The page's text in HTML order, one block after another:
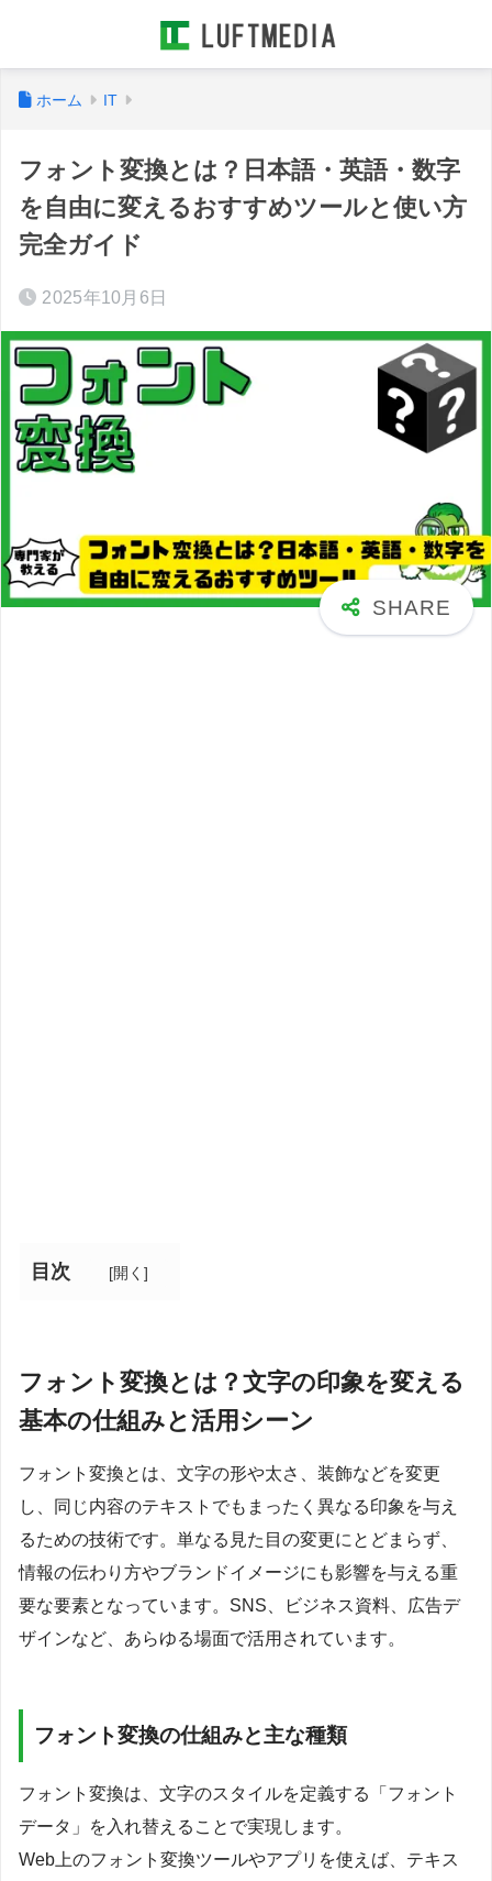
ホーム IT
フォント変換とは？日本語・英語・数字
を自由に変えるおすすめツールと使い方
完全ガイド
2025年10月6日
目次 [開く ]
フォント変換とは？文字の印象を変える
基本の仕組みと活用シーン
フォント変換とは、文字の形や太さ、装飾などを変更
し、同じ内容のテキストでもまったく異なる印象を与え
るための技術です。単なる見た目の変更にとどまらず、
情報の伝わり方やブランドイメージにも影響を与える重
要な要素となっています。SNS、ビジネス資料、広告デ
ザインなど、あらゆる場面で活用されています。
フォント変換の仕組みと主な種類
フォント変換は、文字のスタイルを定義する「フォント
データ」を入れ替えることで実現します。
Web上のフォント変換ツールやアプリを使えば、テキス